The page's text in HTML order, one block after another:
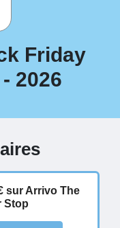
Friday
2026
sur Arrivo The
Stop